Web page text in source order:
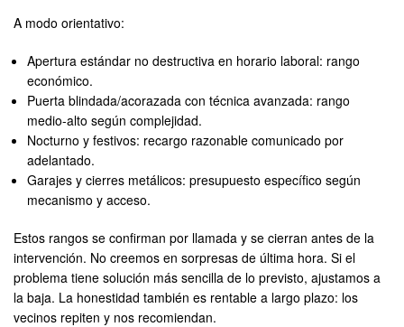
A modo orientativo:
Apertura estándar no destructiva en horario laboral: rango
económico.
Puerta blindada/acorazada con técnica avanzada: rango
medio-alto según complejidad.
Nocturno y festivos: recargo razonable comunicado por
adelantado.
Garajes y cierres metálicos: presupuesto específico según
mecanismo y acceso.
Estos rangos se confirman por llamada y se cierran antes de la
intervención. No creemos en sorpresas de última hora. Si el
problema tiene solución más sencilla de lo previsto, ajustamos a
la baja. La honestidad también es rentable a largo plazo: los
vecinos repiten y nos recomiendan.